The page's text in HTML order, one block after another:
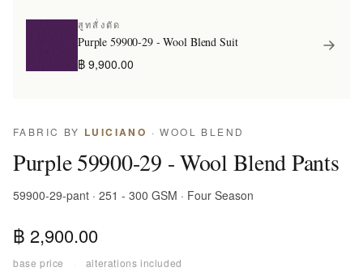
สูทสั่งตัด
Purple 59900-29 - Wool Blend Suit
฿ 9,900.00
FABRIC BY LUICIANO · WOOL BLEND
Purple 59900-29 - Wool Blend Pants
59900-29-pant · 251 - 300 GSM · Four Season
฿ 2,900.00
base price · alterations included